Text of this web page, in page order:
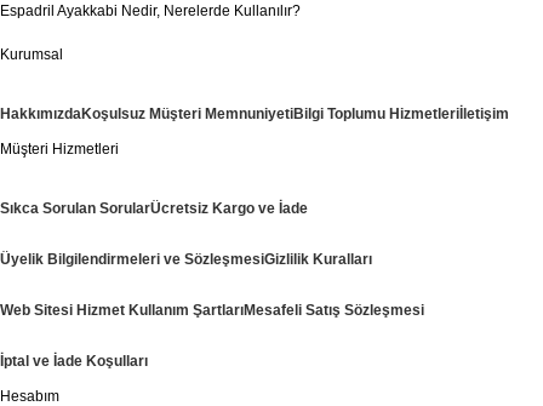
Espadril Ayakkabi Nedir, Nerelerde Kullanılır?
Kurumsal
HakkımızdaKoşulsuz Müşteri MemnuniyetiBilgi Toplumu Hizmetleriİletişim
Müşteri Hizmetleri
Sıkca Sorulan SorularÜcretsiz Kargo ve İade
Üyelik Bilgilendirmeleri ve SözleşmesiGizlilik Kuralları
Web Sitesi Hizmet Kullanım ŞartlarıMesafeli Satış Sözleşmesi
İptal ve İade Koşulları
Hesabım